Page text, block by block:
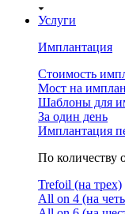
Услуги
Имплантация
Стоимость
Мост на
Шаблоны для
За один день
Имплантация
По количеству
Trefoil (на трех)
All on 4 (на